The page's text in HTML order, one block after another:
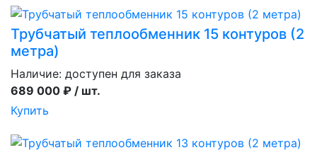
Трубчатый теплообменник 15 контуров (2
метра)
Наличие: доступен для заказа
689 000 ₽ / шт.
Купить